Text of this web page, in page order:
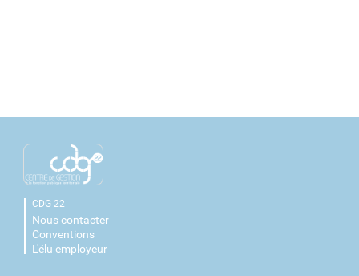
CDG 22
Nous contacter
Conventions
L'élu employeur